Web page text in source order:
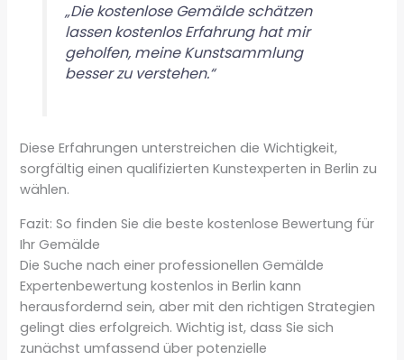
„Die kostenlose Gemälde schätzen
lassen kostenlos Erfahrung hat mir
geholfen, meine Kunstsammlung
besser zu verstehen.“
Diese Erfahrungen unterstreichen die Wichtigkeit,
sorgfältig einen qualifizierten Kunstexperten in Berlin zu
wählen.
Fazit: So finden Sie die beste kostenlose Bewertung für
Ihr Gemälde
Die Suche nach einer professionellen Gemälde
Expertenbewertung kostenlos in Berlin kann
herausfordernd sein, aber mit den richtigen Strategien
gelingt dies erfolgreich. Wichtig ist, dass Sie sich
zunächst umfassend über potenzielle